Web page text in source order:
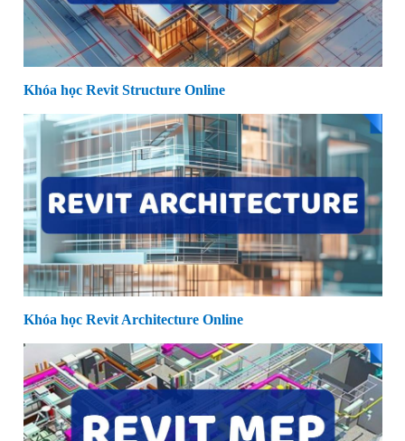
Khóa học Revit Structure Online
Khóa học Revit Architecture Online